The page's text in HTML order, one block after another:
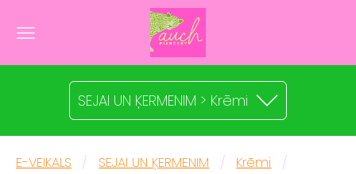
SEJAI UN ĶERMENIM > Krēmi
E-VEIKALS SEJAI UN ĶERMENIM
Krēmi